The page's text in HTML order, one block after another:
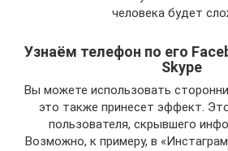
человека будет
Узнаём телефон по его
Skype
Вы можете использовать
это также принесет эффект.
пользователя, скрывшего
Возможно, к примеру, в